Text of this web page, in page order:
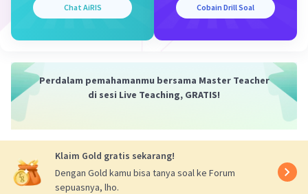
Chat AiRIS Cobain Drill Soal
Perdalam pemahamanmu bersama Master Teacher
di sesi Live Teaching, GRATIS!
Klaim Gold gratis sekarang!
Dengan Gold kamu bisa tanya soal ke Forum
sepuasnya, lho.